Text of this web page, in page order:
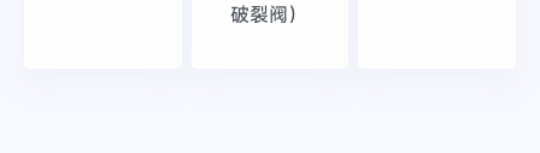
破裂阀）